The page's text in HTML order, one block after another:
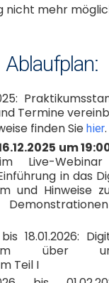
nicht mehr
Ablaufplan:
Termine
finden Siehier.
um
Live-
in das
und Hinweise
bis 18.01.2026:
über
Teil I